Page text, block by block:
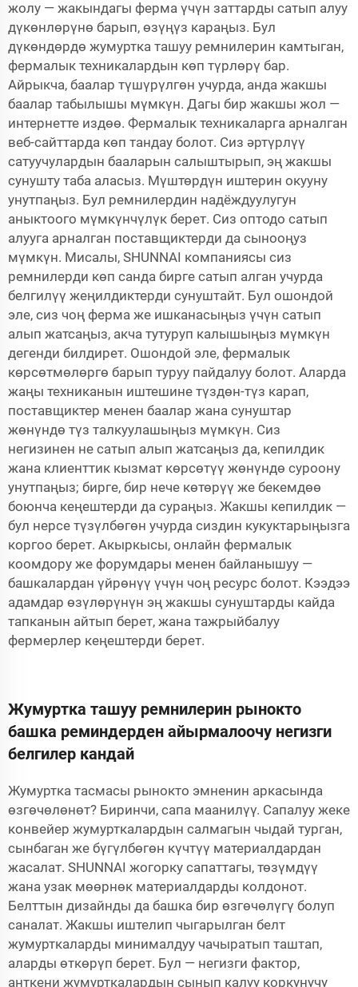
жолу — жакындагы ферма үчүн заттарды сатып алуу
дүкөнлөрүнө барып, өзүңүз караңыз. Бул
дүкөндөрдө жумуртка ташуу ремнилерин камтыган,
фермалык техникалардын көп түрлөрү бар.
Айрыкча, баалар түшүрүлгөн учурда, анда жакшы
баалар табылышы мүмкүн. Дагы бир жакшы жол —
интернетте издөө. Фермалык техникаларга арналган
веб-сайттарда көп тандау болот. Сиз әртүрлүү
сатуучулардын бааларын салыштырып, эң жакшы
сунушту таба аласыз. Мүштөрдүн иштерин окууну
унутпаңыз. Бул ремнилердин надёждуулугун
аныктоого мүмкүнчүлүк берет. Сиз оптодо сатып
алууга арналган поставщиктерди да сынооңуз
мүмкүн. Мисалы, SHUNNAI компаниясы сиз
ремнилерди көп санда бирге сатып алган учурда
белгилүү жеңилдиктерди сунуштайт. Бул ошондой
эле, сиз чоң ферма же ишканасыңыз үчүн сатып
алып жатсаңыз, акча тутуруп калышыңыз мүмкүн
дегенди билдирет. Ошондой эле, фермалык
көрсөтмөлөргө барып туруу пайдалуу болот. Аларда
жаңы техниканын иштешине түздөн-түз карап,
поставщиктер менен баалар жана сунуштар
жөнүндө түз талкуулашыңыз мүмкүн. Сиз
негизинен не сатып алып жатсаңыз да, кепилдик
жана клиенттик кызмат көрсөтүү жөнүндө суроону
унутпаңыз; бирге, бир нече көтөрүү же бекемдөө
боюнча кеңештерди да сураңыз. Жакшы кепилдик —
бул нерсе түзүлбөгөн учурда сиздин кукуктарыңызга
коргоо берет. Акыркысы, онлайн фермалык
коомдору же форумдары менен байланышуу —
башкалардан үйрөнүү үчүн чоң ресурс болот. Кээдээ
адамдар өзүлөрүнүн эң жакшы сунуштарды кайда
тапканын айтып берет, жана тажрыйбалуу
фермерлер кеңештерди берет.
Жумуртка ташуу ремнилерин рынокто
башка реминдерден айырмалоочу негизги
белгилер кандай
Жумуртка тасмасы рынокто эмненин аркасында
өзгөчөлөнөт? Биринчи, сапа маанилүү. Сапалуу жеке
конвейер жумурткалардын салмагын чыдай турган,
сынбаган же бүгүлбөгөн күчтүү материалдардан
жасалат. SHUNNAI жогорку сапаттагы, төзүмдүү
жана узак мөөрнөк материалдарды колдонот.
Белттын дизайнды да башка бир өзгөчөлүгү болуп
саналат. Жакшы иштелип чыгарылган белт
жумурткаларды минималдуу чачыратып таштап,
аларды өткөрүп берет. Бул — негизги фактор,
анткени жумурткалардын сынып калуу коркунучу